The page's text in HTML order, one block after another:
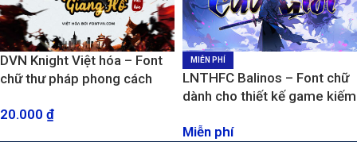
DVN Knight Việt hóa – Font
chữ thư pháp phong cách
20.000 ₫
MIỄN PHÍ
LNTHFC Balinos – Font chữ
dành cho thiết kế game kiếm
Miễn phí